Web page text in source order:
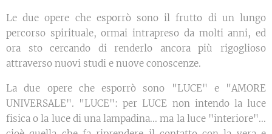
Le due opere che esporrò sono il frutto di un lungo
percorso spirituale, ormai intrapreso da molti anni, ed
ora sto cercando di renderlo ancora più rigoglioso
attraverso nuovi studi e nuove conoscenze.
La due opere che esporrò sono "LUCE" e "AMORE
UNIVERSALE". "LUCE": per LUCE non intendo la luce
fisica o la luce di una lampadina... ma la luce "interiore"...